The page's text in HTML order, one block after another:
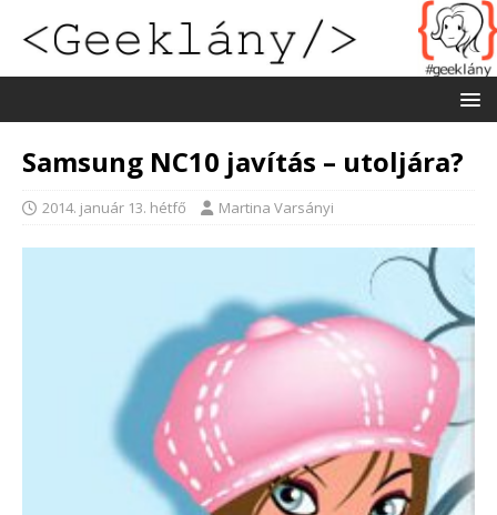
Samsung NC10 javítás – utoljára?
2014. január 13. hétfő Martina Varsányi